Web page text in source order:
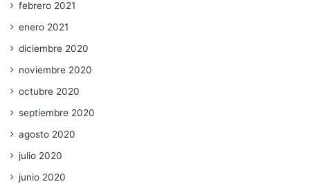
febrero 2021
enero 2021
diciembre 2020
noviembre 2020
octubre 2020
septiembre 2020
agosto 2020
julio 2020
junio 2020